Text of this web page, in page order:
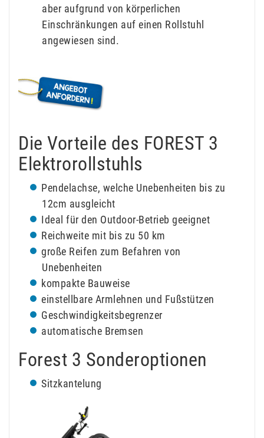
aber aufgrund von körperlichen
Einschränkungen auf einen Rollstuhl
angewiesen sind.
Die Vorteile des FOREST 3
Elektrorollstuhls
Pendelachse, welche Unebenheiten bis zu
12cm ausgleicht
Ideal für den Outdoor-Betrieb geeignet
Reichweite mit bis zu 50 km
große Reifen zum Befahren von
Unebenheiten
kompakte Bauweise
einstellbare Armlehnen und Fußstützen
Geschwindigkeitsbegrenzer
automatische Bremsen
Forest 3 Sonderoptionen
Sitzkantelung